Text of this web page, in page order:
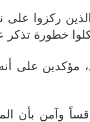
ركزوا على
خطورة
على
بأن